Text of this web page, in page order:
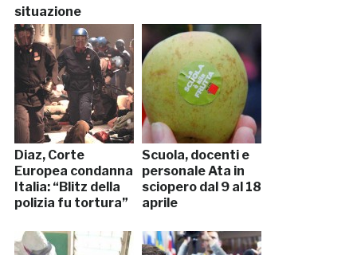
situazione
Diaz, Corte
Europea condanna
Italia: “Blitz della
polizia fu tortura”
Scuola, docenti e
personale Ata in
sciopero dal 9 al 18
aprile